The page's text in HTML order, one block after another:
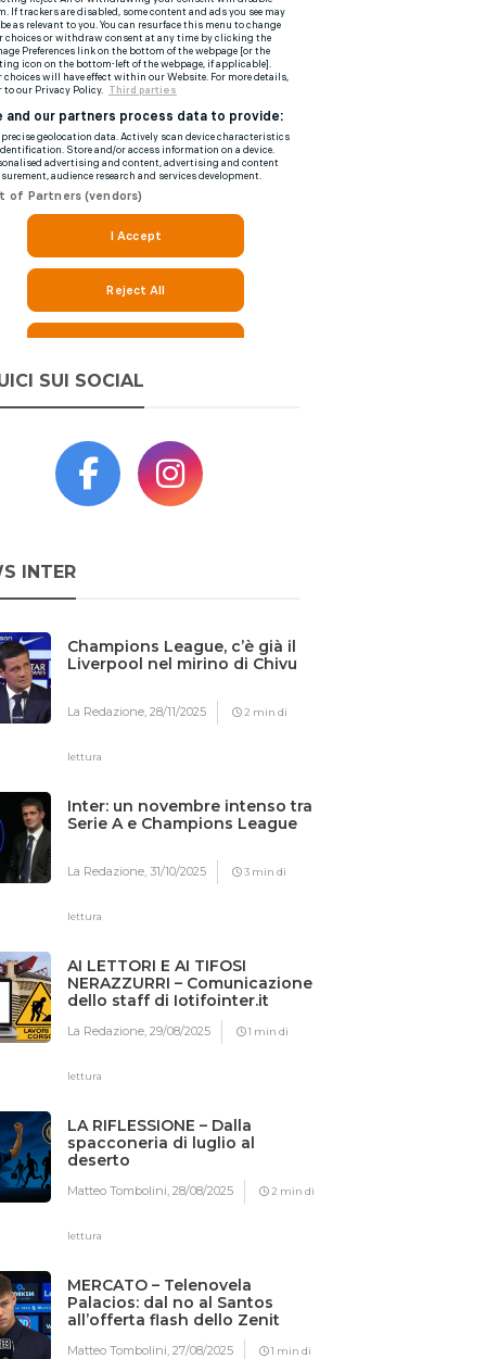
SUI SOCIAL
INTER
Champions League, c’è già il
Liverpool nel mirino di Chivu
La Redazione,28/11/2025 2 min di
lettura
Inter: un novembre intenso tra
Serie A e Champions League
La Redazione,31/10/2025 3 min di
lettura
AI LETTORI E AI TIFOSI
NERAZZURRI – Comunicazione
dello staff di Iotifointer.it
La Redazione,29/08/2025 1 min di
lettura
LA RIFLESSIONE – Dalla
spacconeria di luglio al
deserto
Matteo Tombolini,28/08/2025 2 min di
lettura
MERCATO – Telenovela
Palacios: dal no al Santos
all’offerta flash dello Zenit
Matteo Tombolini,27/08/2025 1 min di